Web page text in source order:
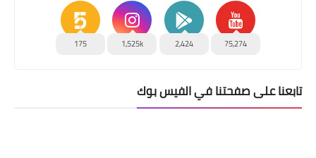
75,274
2,424
1,525k
175
تابعنا على صفحتنا في الفيس بوك